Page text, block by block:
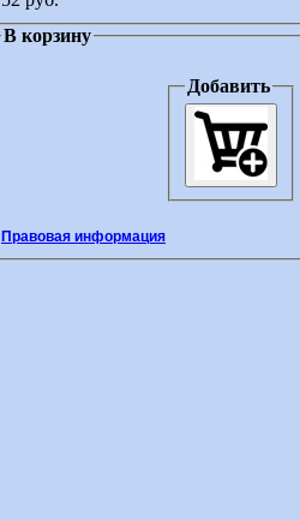
В корзину
Добавить
Правовая информация